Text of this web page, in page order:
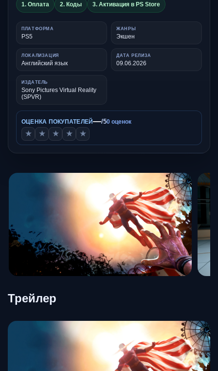
1. Оплата 2. Коды 3. Активация в PS Store
ПЛАТФОРМА
PS5
ЖАНРЫ
Экшен
ЛОКАЛИЗАЦИЯ
Английский язык
ДАТА РЕЛИЗА
09.06.2026
ИЗДАТЕЛЬ
Sony Pictures Virtual Reality
(SPVR)
ОЦЕНКА ПОКУПАТЕЛЕЙ—/50 оценок
★ ★ ★ ★ ★
Трейлер